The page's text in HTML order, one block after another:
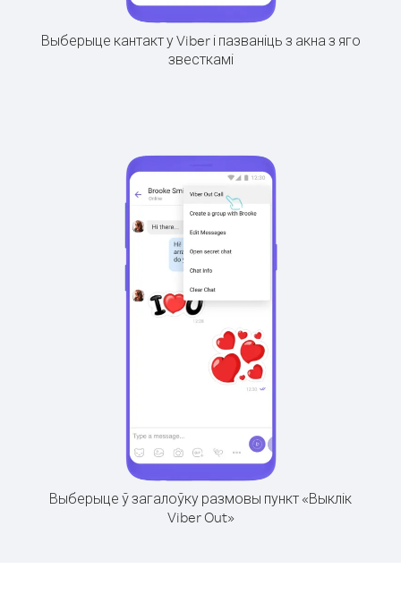
Выберыце кантакт у Viber і пазваніць з акна з яго
звесткамі
Выберыце ў загалоўку размовы пункт «Выклік
Viber Out»